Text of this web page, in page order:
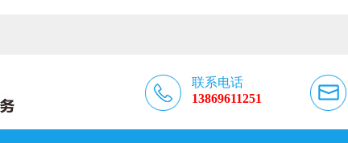
联系电话
13869611251